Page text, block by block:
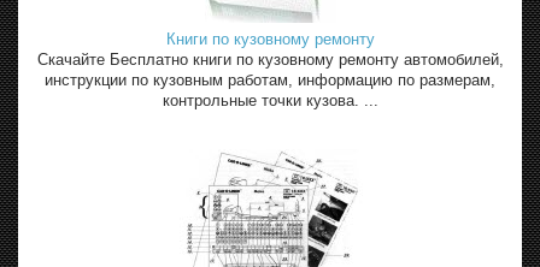
Книги по кузовному ремонту
Скачайте Бесплатно книги по кузовному ремонту автомобилей,
инструкции по кузовным работам, информацию по размерам,
контрольные точки кузова. ...